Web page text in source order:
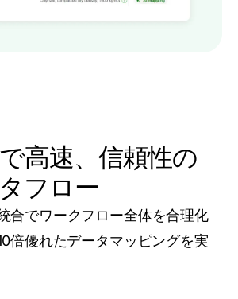
高速、信頼性の
フロー
合でワークフロー全体を合理化
倍優れたデータマッピングを実